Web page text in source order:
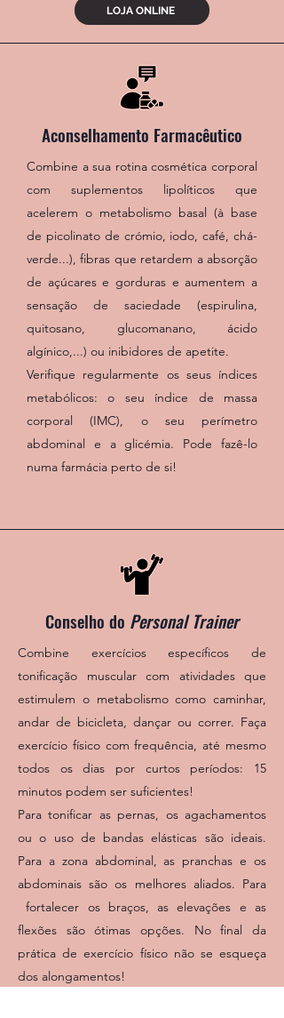
LOJA ONLINE
Aconselhamento Farmacêutico
Combine a sua rotina cosmética corporal
com suplementos lipolíticos que
acelerem o metabolismo basal (à base
de picolinato de crómio, iodo, café, chá-
verde...), fibras que retardem a absorção
de açúcares e gorduras e aumentem a
sensação de saciedade (espirulina,
quitosano, glucomanano, ácido
algínico,...) ou inibidores de apetite.
Verifique regularmente os seus índices
metabólicos: o seu índice de massa
corporal (IMC), o seu perímetro
abdominal e a glicémia. Pode fazê-lo
numa farmácia perto de si!
Conselho do Personal Trainer
Combine exercícios específicos de
tonificação muscular com atividades que
estimulem o metabolismo como caminhar,
andar de bicicleta, dançar ou correr. Faça
exercício físico com frequência, até mesmo
todos os dias por curtos períodos: 15
minutos podem ser suficientes!
Para tonificar as pernas, os agachamentos
ou o uso de bandas elásticas são ideais.
Para a zona abdominal, as pranchas e os
abdominais são os melhores aliados. Para
fortalecer os braços, as elevações e as
flexões são ótimas opções. No final da
prática de exercício físico não se esqueça
dos alongamentos!